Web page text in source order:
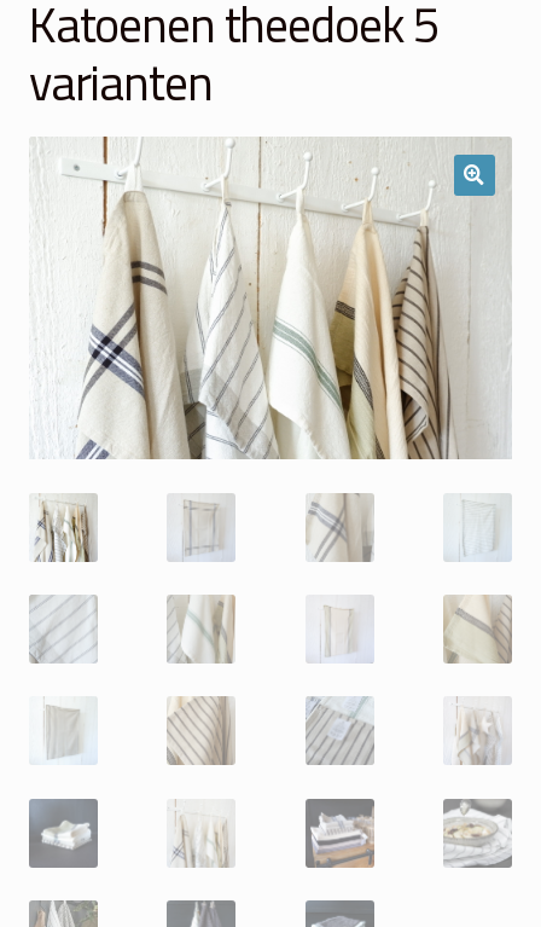
Winkelmand
Over Ons
Veelgestelde vragen
Contact
Katoenen theedoek 5
varianten